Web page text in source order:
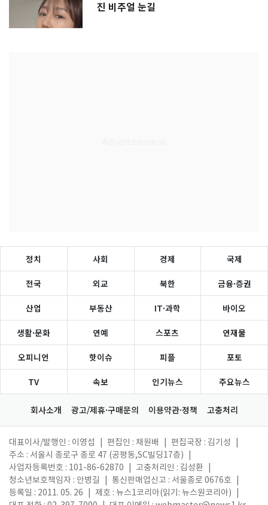
진 비주얼 눈길
정치 사회 경제 국제
전국 외교 북한 금융·증권
산업 부동산 IT·과학 바이오
생활·문화 연예 스포츠 연재물
오피니언 핫이슈 피플 포토
TV 속보 인기뉴스 주요뉴스
회사소개 광고/제휴·구매문의 이용약관·정책 고충처리
대표이사/발행인 : 이영섭 편집인 : 채원배 편집국장 : 김기성
주소 : 서울시 종로구 종로 47 (공평동,SC빌딩17층)
사업자등록번호 : 101-86-62870
고충처리인 : 김성환
청소년보호책임자 : 안병길
통신판매업신고 : 서울종로 0676호
등록일 : 2011. 05. 26
제호 : 뉴스1코리아(읽기: 뉴스원코리아)